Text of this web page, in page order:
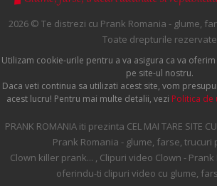
2026 © Te distrezi cu Prank Romania - glume,
Toate drepturile rezervate
Utilizam cookie-urile pentru a va asigura ca va
pe site-ul nostru.
Daca veti continua sa utilizati acest site, vom
acest lucru! Pentru mai multe detalii, vezi Politica
PRANK ROMANIA iti prezinta CEL MAI TARE SITE
Prank Romania - glume, farse, trucuri
Clown killer prank... , Clipuri video Clown -
oferindu-ti clipuri video cu glume,